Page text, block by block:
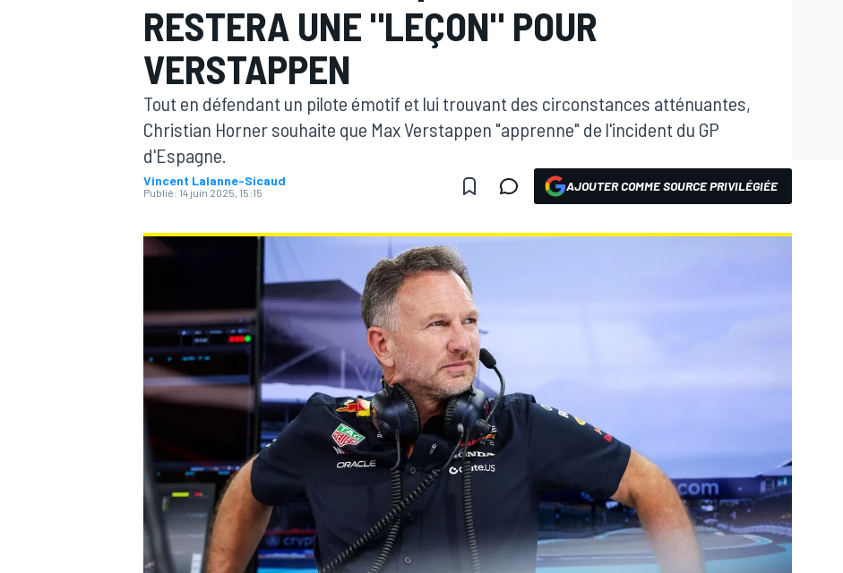
MOTOGP
WRC
RESTERA UNE "LEÇON" POUR
VERSTAPPEN
Tout en défendant un pilote émotif et lui trouvant des circonstances atténuantes,
Christian Horner souhaite que Max Verstappen "apprenne" de l'incident du GP
d'Espagne.
Vincent Lalanne-Sicaud
Publié: 14 juin 2025, 15:15 AJOUTER COMME SOURCE PRIVILÉGIÉE